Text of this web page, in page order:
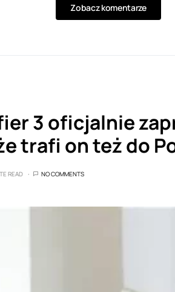
Zobacz komentarze
3 oficjalnie
trafi on też do
READ NO COMMENTS